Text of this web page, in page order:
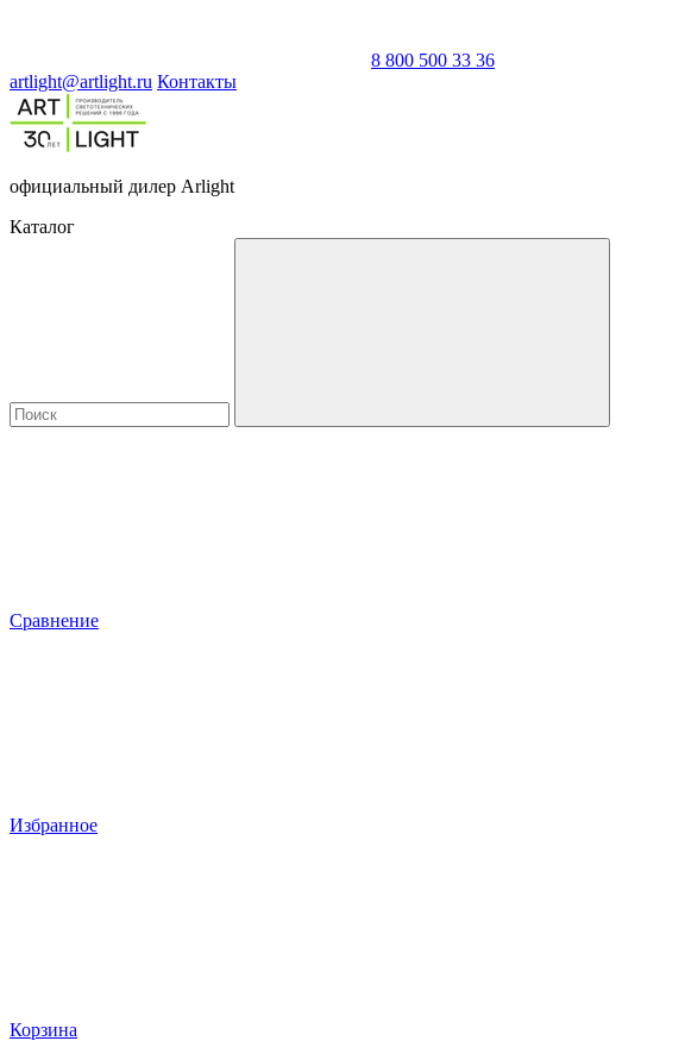
8 800 500 33 36
artlight@artlight.ru Контакты
официальный дилер Arlight
Каталог
Сравнение
Избранное
Корзина